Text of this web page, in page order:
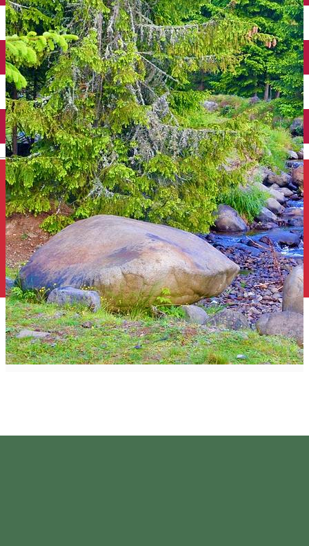
English
Închirieri auto
Închirieri de biciclete